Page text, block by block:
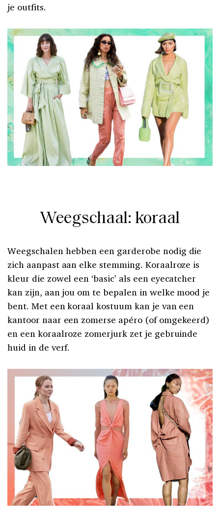
je outfits.
Weegschaal: koraal
Weegschalen hebben een garderobe nodig die
zich aanpast aan elke stemming. Koraalroze is
kleur die zowel een ‘basic’ als een eyecatcher
kan zijn, aan jou om te bepalen in welke mood je
bent. Met een koraal kostuum kan je van een
kantoor naar een zomerse apéro (of omgekeerd)
en een koraalroze zomerjurk zet je gebruinde
huid in de verf.